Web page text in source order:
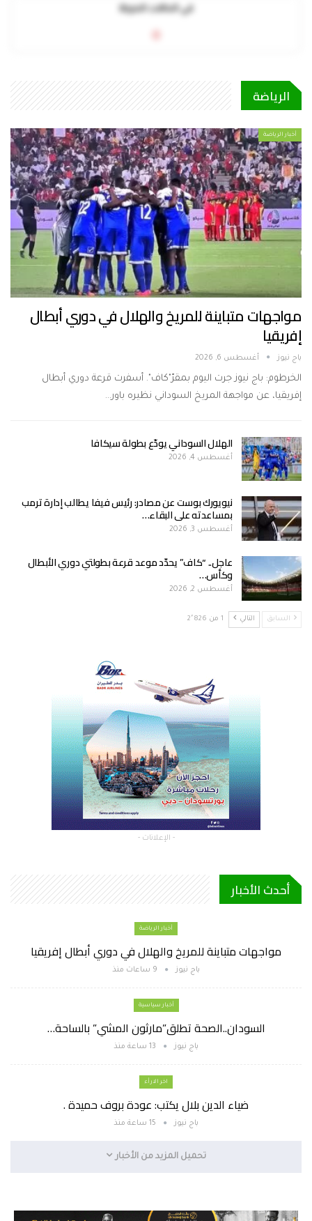
في الحالات الحرجة
الرياضة
أخبار الرياضة
مواجهات متباينة للمريخ والهلال في دوري أبطال
إفريقيا
باج نيوز أغسطس 6, 2026
الخرطوم: باج نيوز جرت اليوم بمقرّ"كاف". أسفرت قرعة دوري أبطال
إفريقيا، عن مواجهة المريخ السوداني نظيره باور…
الهلال السوداني يودّع بطولة سيكافا
أغسطس 4, 2026
نيويورك بوست عن مصادر: رئيس فيفا يطالب إدارة ترمب
بمساعدته على البقاء…
أغسطس 3, 2026
عاجل.. “كاف” يحدّد موعد قرعة بطولتي دوري الأبطال
وكأس…
أغسطس 2, 2026
السابق التالي 1 من 2٬826
- الإعلانات -
أحدث الأخبار
أخبار الرياضة
مواجهات متباينة للمريخ والهلال في دوري أبطال إفريقيا
باج نيوز 9 ساعات منذ
أخبار سياسية
السودان..الصحة تطلق”مارثون المشي” بالساحة…
باج نيوز 13 ساعة منذ
اخر الارأء
ضياء الدين بلال يكتب: عودة بروف حميدة .
باج نيوز 15 ساعة منذ
تحميل المزيد من الأخبار